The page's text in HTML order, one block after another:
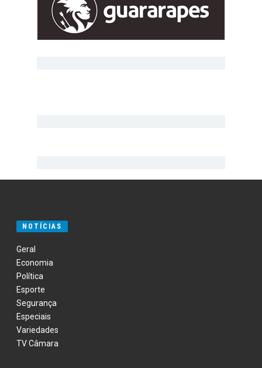
NOTÍCIAS
Geral
Economia
Política
Esporte
Segurança
Especiais
Variedades
TV Câmara